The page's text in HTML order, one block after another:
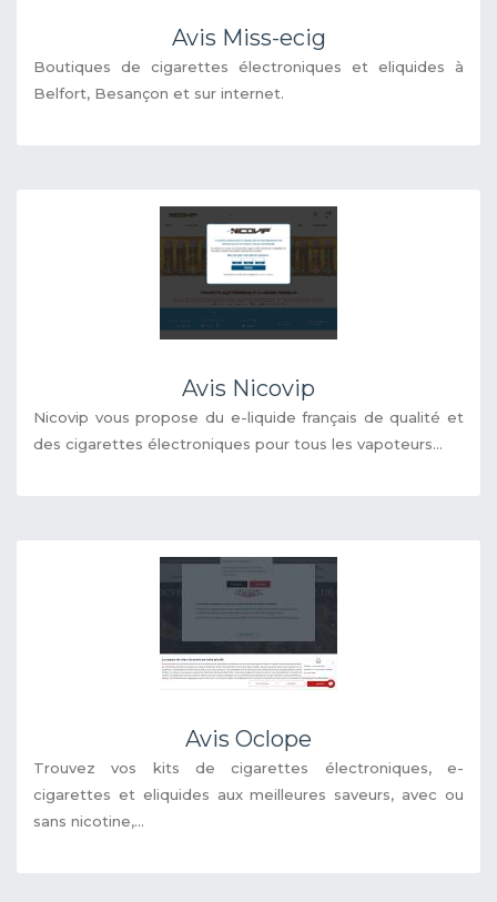
Avis Miss-ecig
Boutiques de cigarettes électroniques et eliquides à
Belfort, Besançon et sur internet.
Avis Nicovip
Nicovip vous propose du e-liquide français de qualité et
des cigarettes électroniques pour tous les vapoteurs...
Avis Oclope
Trouvez vos kits de cigarettes électroniques, e-
cigarettes et eliquides aux meilleures saveurs, avec ou
sans nicotine,...